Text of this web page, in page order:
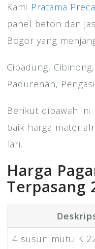
Kami Pratama
panel beton dan
Bogor yang
Cibadung,
Padurenan,
Berikut dibawah
baik harga
lari.
Harga
Terpasang
4 susun mutu K